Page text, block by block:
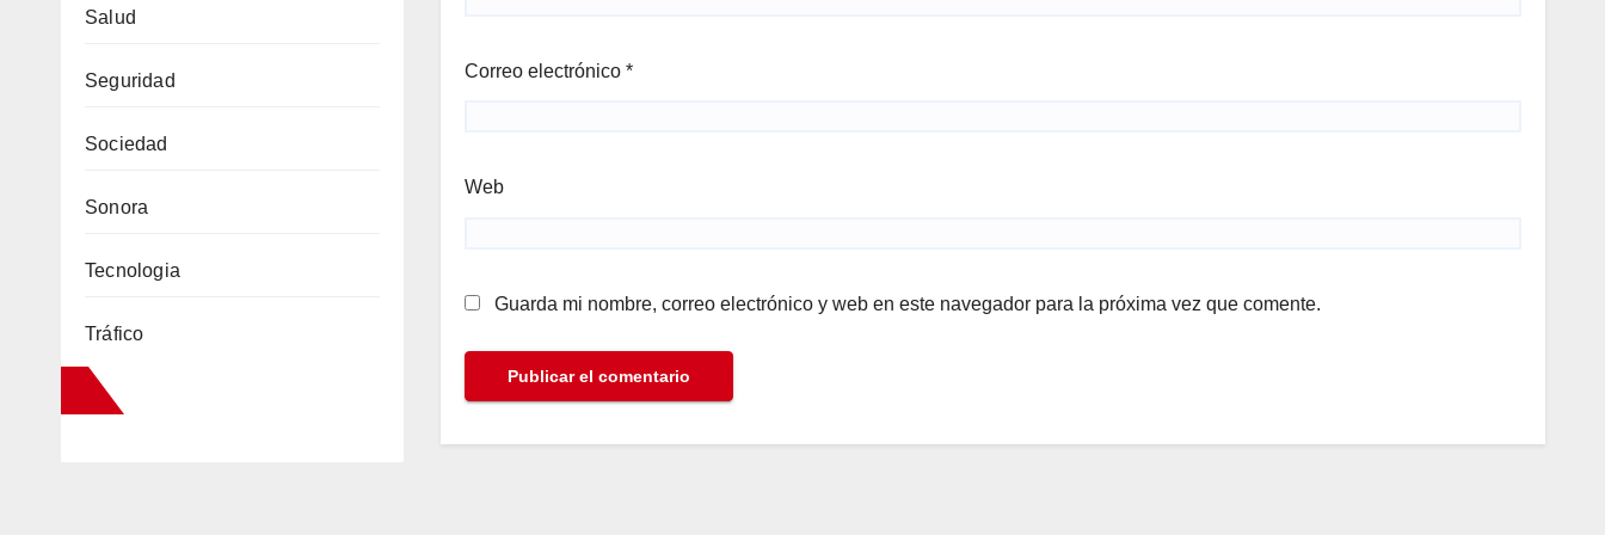
Salud
Seguridad
Sociedad
Sonora
Tecnologia
Tráfico
Correo electrónico *
Web
Guarda mi nombre, correo electrónico y web en este navegador para la próxima vez que comente.